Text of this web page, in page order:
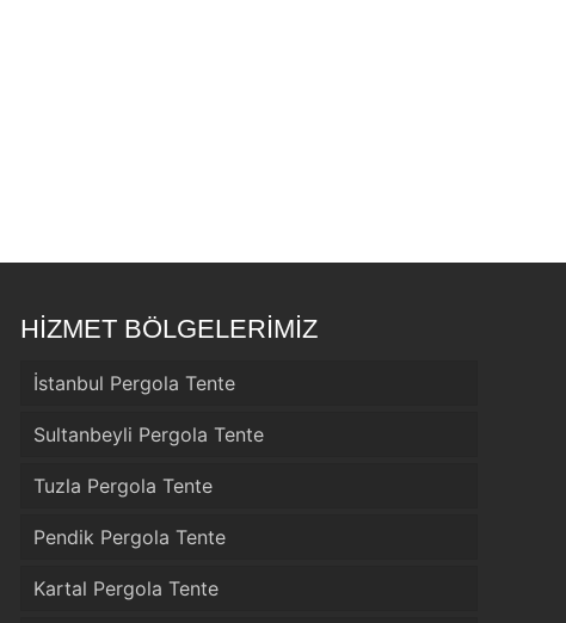
HİZMET BÖLGELERİMİZ
İstanbul Pergola Tente
Sultanbeyli Pergola Tente
Tuzla Pergola Tente
Pendik Pergola Tente
Kartal Pergola Tente